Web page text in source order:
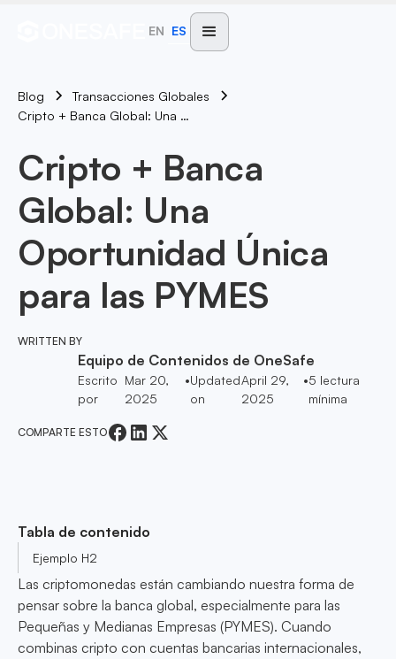
EN ES
Blog
Transacciones Globales
Cripto + Banca Global: Una Oportunidad Única Para Las PYMES
Cripto + Banca
Global: Una
Oportunidad Única
para las PYMES
WRITTEN BY
Equipo de Contenidos de OneSafe
Escrito
por
Mar 20,
2025
•Updated
on
April 29,
2025
•5 lectura
mínima
COMPARTE ESTO
Tabla de contenido
Ejemplo H2
Las criptomonedas están cambiando nuestra forma de
pensar sobre la banca global, especialmente para las
Pequeñas y Medianas Empresas (PYMES). Cuando
combinas cripto con cuentas bancarias internacionales,